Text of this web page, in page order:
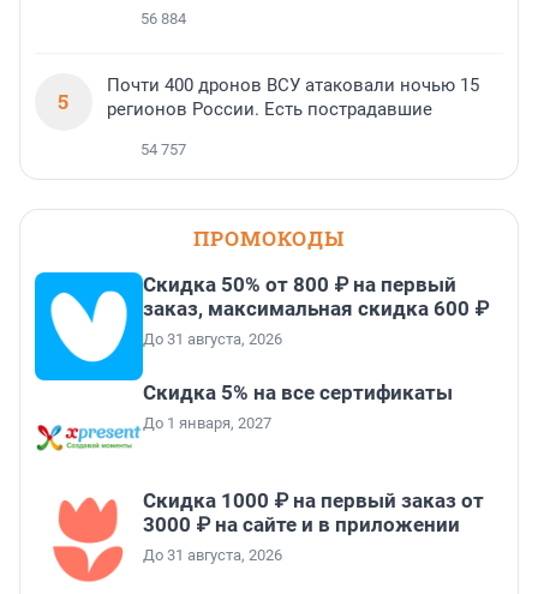
56 884
5
Почти 400 дронов ВСУ атаковали ночью 15
регионов России. Есть пострадавшие
54 757
ПРОМОКОДЫ
Скидка 50% от 800 ₽ на первый
заказ, максимальная скидка 600 ₽
До 31 августа, 2026
Скидка 5% на все сертификаты
До 1 января, 2027
Скидка 1000 ₽ на первый заказ от
3000 ₽ на сайте и в приложении
До 31 августа, 2026